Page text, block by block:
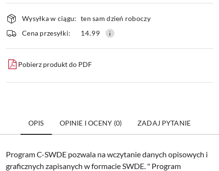
Wyślij
Dostępność
i
dostawa
Wysyłka w ciągu: ten sam dzień roboczy
Cena przesyłki:
14.99
Pobierz produkt do PDF
OPIS OPINIE I OCENY (0) ZADAJ PYTANIE
Program C-SWDE pozwala na wczytanie danych opisowych i
graficznych zapisanych w formacie SWDE. " Program